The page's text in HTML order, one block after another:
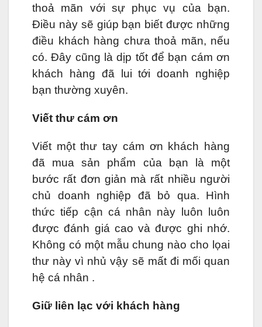
thoả mãn với sự phục vụ của bạn.
Điều này sẽ giúp bạn biết được những
điều khách hàng chưa thoả mãn, nếu
có. Đây cũng là dịp tốt để bạn cám ơn
khách hàng đã lui tới doanh nghiệp
bạn thường xuyên.
Viết thư cám ơn
Viết một thư tay cám ơn khách hàng
đã mua sản phẩm của bạn là một
bước rất đơn giản mà rất nhiều người
chủ doanh nghiệp đã bỏ qua. Hình
thức tiếp cận cá nhân này luôn luôn
được đánh giá cao và được ghi nhớ.
Không có một mẫu chung nào cho lọai
thư này vì nhủ vậy sẽ mất đi mối quan
hệ cá nhân .
Giữ liên lạc với khách hàng